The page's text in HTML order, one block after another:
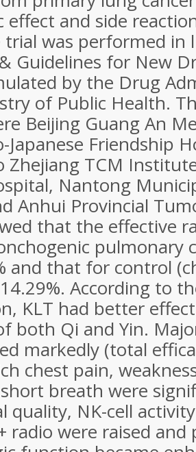
and side
trial was performed in
Guidelines for New
by the Drug
of Public Health.
Beijing Guang An
Japanese Friendship
Zhejiang TCM
Nantong
Anhui Provincial
that the effective
pulmonary
and that for control
According to
KLT had better
both Qi and Yin.
markedly (total
chest pain,
breath were
quality, NK-cell
radio were raised